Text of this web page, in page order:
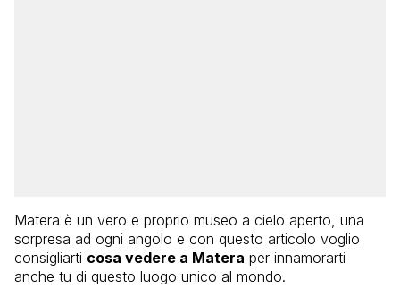
Matera è un vero e proprio museo a cielo aperto, una
sorpresa ad ogni angolo e con questo articolo voglio
consigliarti cosa vedere a Matera per innamorarti
anche tu di questo luogo unico al mondo.